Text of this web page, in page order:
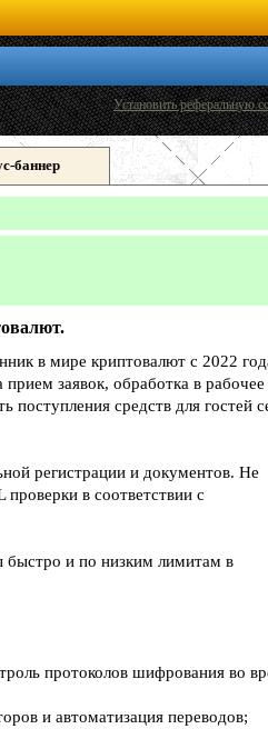
Установить реферальную
баннер
в мире криптовалют с 2022
заявок, обработка в рабочее
средств для гостей
регистрации и документов. Не
в соответствии с
и по низким лимитам в
протоколов шифрования во
и автоматизация переводов;